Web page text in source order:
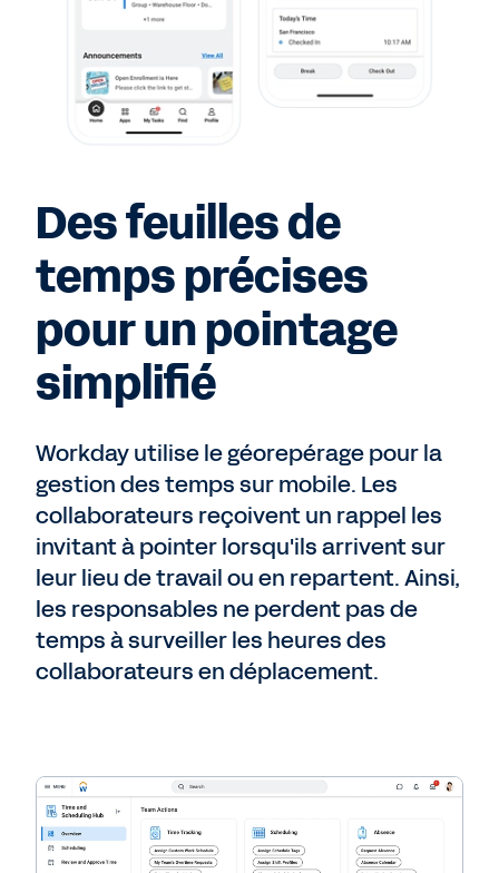
Des feuilles de
temps précises
pour un pointage
simplifié
Workday utilise le géorepérage pour la
gestion des temps sur mobile. Les
collaborateurs reçoivent un rappel les
invitant à pointer lorsqu'ils arrivent sur
leur lieu de travail ou en repartent. Ainsi,
les responsables ne perdent pas de
temps à surveiller les heures des
collaborateurs en déplacement.